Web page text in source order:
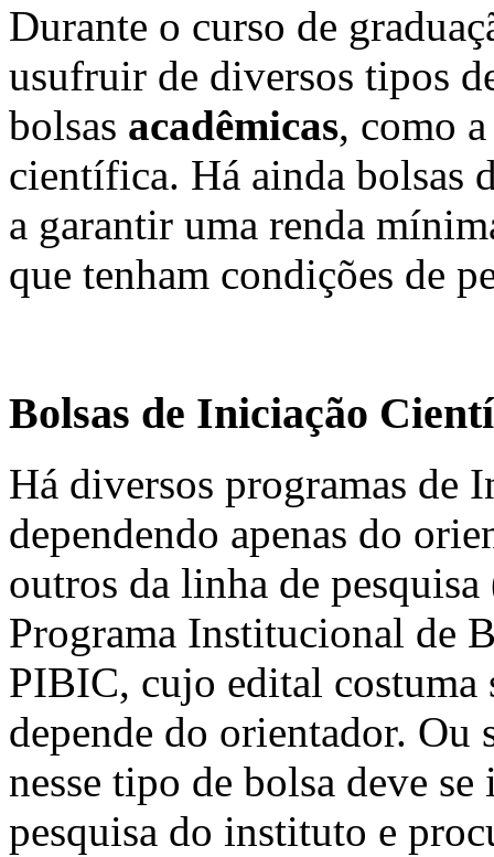
Durante o curso de
usufruir de diversos tipos
bolsas acadêmicas, como
científica. Há ainda bolsas
a garantir uma renda
que tenham condições de
Bolsas de Iniciação
Há diversos programas de
dependendo apenas do
outros da linha de
Programa Institucional de
PIBIC, cujo edital costuma
depende do orientador. Ou
nesse tipo de bolsa deve
pesquisa do instituto e